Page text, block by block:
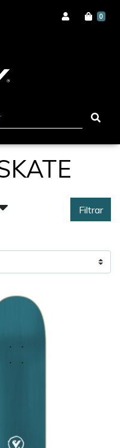
0
Filtrar